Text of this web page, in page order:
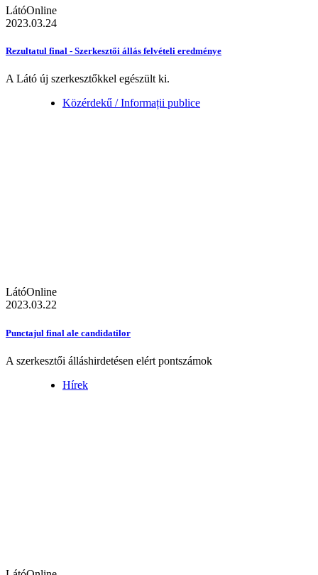
LátóOnline
2023.03.24
Rezultatul final - Szerkesztői állás felvételi eredménye
A Látó új szerkesztőkkel egészült ki.
Közérdekű / Informații publice
LátóOnline
2023.03.22
Punctajul final ale candidatilor
A szerkesztői álláshirdetésen elért pontszámok
Hírek